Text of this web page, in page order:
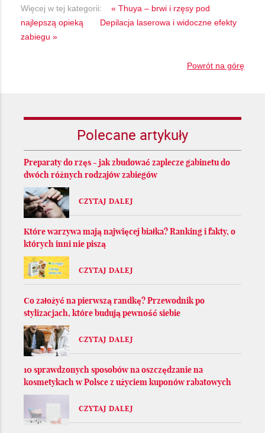
Więcej w tej kategorii:
« Thuya – brwi i rzęsy pod
najlepszą opieką
Depilacja laserowa i widoczne efekty
zabiegu »
Powrót na górę
Polecane artykuły
Preparaty do rzęs - jak zbudować zaplecze gabinetu do
dwóch różnych rodzajów zabiegów
CZYTAJ DALEJ
Które warzywa mają najwięcej białka? Ranking i fakty, o
których inni nie piszą
CZYTAJ DALEJ
Co założyć na pierwszą randkę? Przewodnik po
stylizacjach, które budują pewność siebie
CZYTAJ DALEJ
10 sprawdzonych sposobów na oszczędzanie na
kosmetykach w Polsce z użyciem kuponów rabatowych
CZYTAJ DALEJ